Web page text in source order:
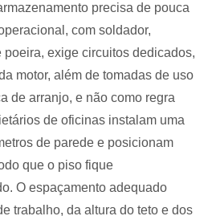
precisa de pouca
com soldador,
poeira, exige circuitos dedicados,
motor, além de tomadas de uso
de arranjo, e não como regra
de oficinas instalam uma
de parede e posicionam
que o piso fique
O espaçamento adequado
trabalho, da altura do teto e dos